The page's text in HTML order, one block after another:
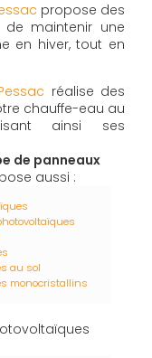
propose des
de maintenir une
en hiver, tout en
réalise des
chauffe-eau au
ainsi ses
de panneaux
aussi :
au sol
monocristallins